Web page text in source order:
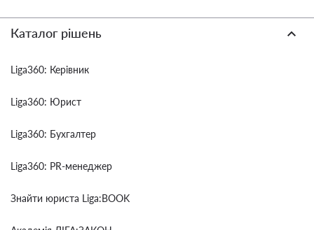
Каталог рішень
Liga360: Керівник
Liga360: Юрист
Liga360: Бухгалтер
Liga360: PR-менеджер
Знайти юриста Liga:BOOK